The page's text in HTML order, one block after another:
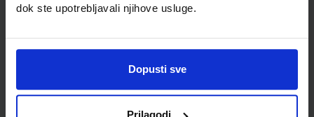
dok ste upotrebljavali njihove usluge.
Dopusti sve
ŠIFRA OMOTA: